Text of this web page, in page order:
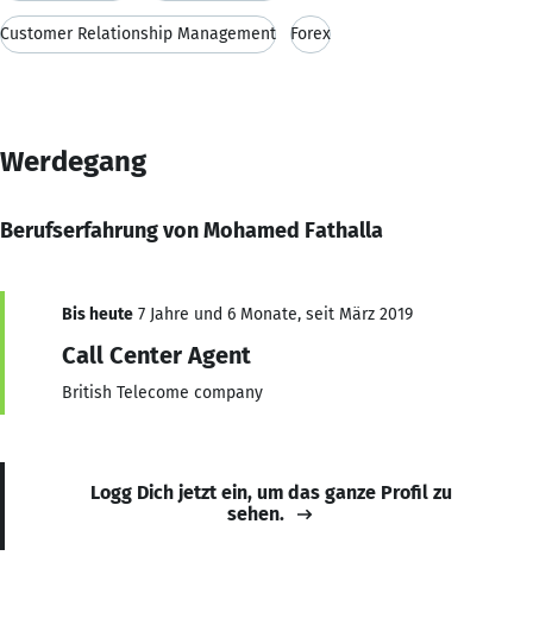
Customer Relationship Management Forex
Werdegang
Berufserfahrung von Mohamed Fathalla
Bis heute 7 Jahre und 6 Monate, seit März 2019
Call Center Agent
British Telecome company
Logg Dich jetzt ein, um das ganze Profil zu
sehen.